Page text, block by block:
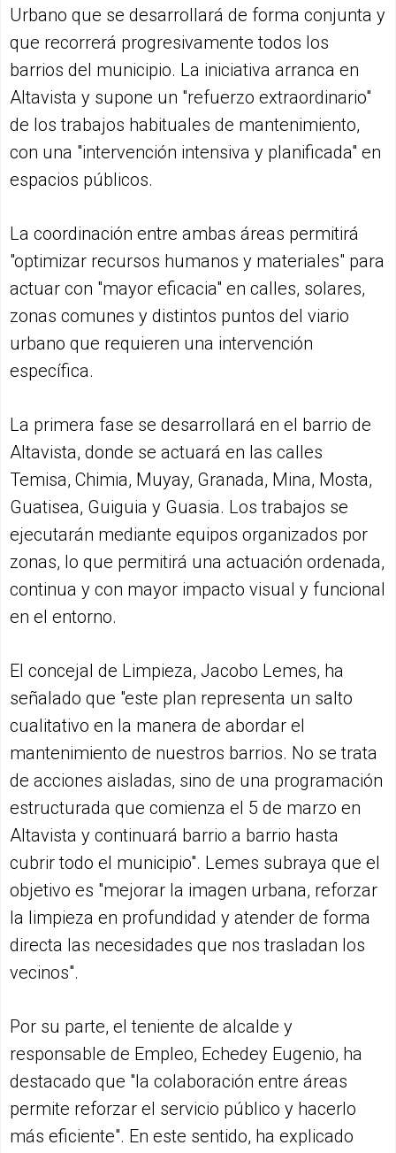
Urbano que se desarrollará de forma conjunta y
que recorrerá progresivamente todos los
barrios del municipio. La iniciativa arranca en
Altavista y supone un "refuerzo extraordinario"
de los trabajos habituales de mantenimiento,
con una "intervención intensiva y planificada" en
espacios públicos.
La coordinación entre ambas áreas permitirá
"optimizar recursos humanos y materiales" para
actuar con "mayor eficacia" en calles, solares,
zonas comunes y distintos puntos del viario
urbano que requieren una intervención
específica.
La primera fase se desarrollará en el barrio de
Altavista, donde se actuará en las calles
Temisa, Chimia, Muyay, Granada, Mina, Mosta,
Guatisea, Guiguia y Guasia. Los trabajos se
ejecutarán mediante equipos organizados por
zonas, lo que permitirá una actuación ordenada,
continua y con mayor impacto visual y funcional
en el entorno.
El concejal de Limpieza, Jacobo Lemes, ha
señalado que "este plan representa un salto
cualitativo en la manera de abordar el
mantenimiento de nuestros barrios. No se trata
de acciones aisladas, sino de una programación
estructurada que comienza el 5 de marzo en
Altavista y continuará barrio a barrio hasta
cubrir todo el municipio". Lemes subraya que el
objetivo es "mejorar la imagen urbana, reforzar
la limpieza en profundidad y atender de forma
directa las necesidades que nos trasladan los
vecinos".
Por su parte, el teniente de alcalde y
responsable de Empleo, Echedey Eugenio, ha
destacado que "la colaboración entre áreas
permite reforzar el servicio público y hacerlo
más eficiente". En este sentido, ha explicado